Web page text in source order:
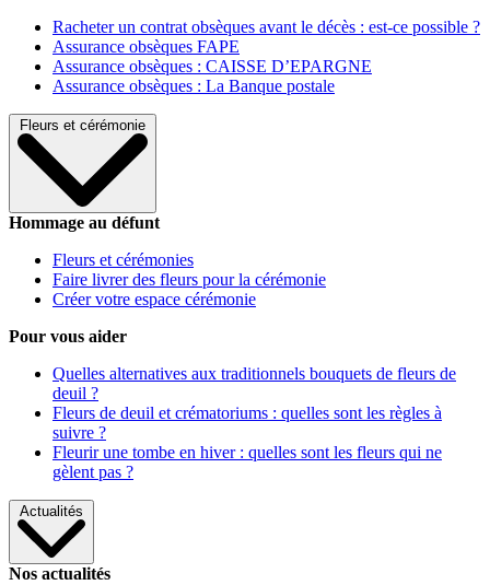
Racheter un contrat obsèques avant le décès : est-ce possible ?
Assurance obsèques FAPE
Assurance obsèques : CAISSE D’EPARGNE
Assurance obsèques : La Banque postale
Fleurs et cérémonie
Hommage au défunt
Fleurs et cérémonies
Faire livrer des fleurs pour la cérémonie
Créer votre espace cérémonie
Pour vous aider
Quelles alternatives aux traditionnels bouquets de fleurs de
deuil ?
Fleurs de deuil et crématoriums : quelles sont les règles à
suivre ?
Fleurir une tombe en hiver : quelles sont les fleurs qui ne
gèlent pas ?
Actualités
Nos actualités